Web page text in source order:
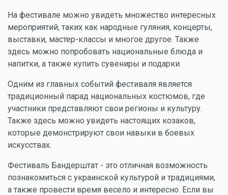
На фестивале можно увидеть множество интересных
мероприятий, таких как народные гуляния, концерты,
выставки, мастер-классы и многое другое. Также
здесь можно попробовать национальные блюда и
напитки, а также купить сувениры и подарки.
Одним из главных событий фестиваля является
традиционный парад национальных костюмов, где
участники представляют свои регионы и культуру.
Также здесь можно увидеть настоящих козаков,
которые демонстрируют свои навыки в боевых
искусствах.
Фестиваль Бандерштат - это отличная возможность
познакомиться с украинской культурой и традициями,
а также провести время весело и интересно. Если вы